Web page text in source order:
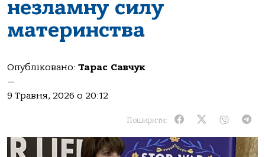
незламну силу
материнства
Опубліковано: Тарас Савчук
—
9 Травня, 2026 о 20:12
Поширити: